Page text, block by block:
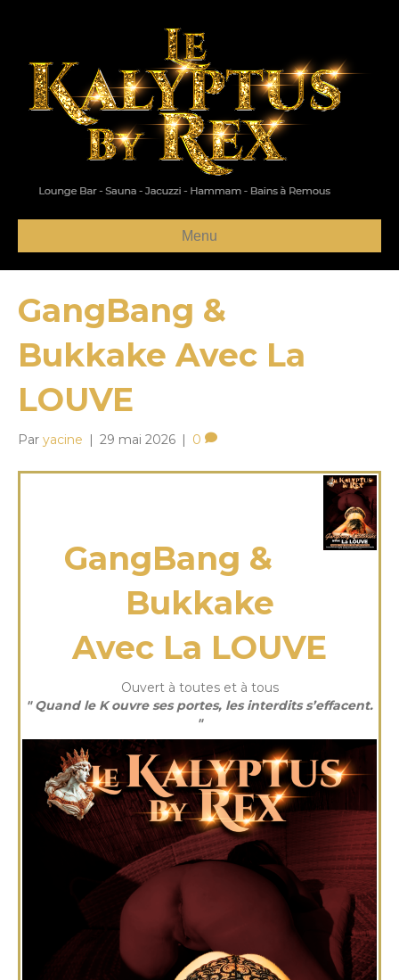
Menu
GangBang &
Bukkake Avec La
LOUVE
Par yacine | 29 mai 2026 | 0
GangBang &
Bukkake
Avec La LOUVE
Ouvert à toutes et à tous
" Quand le K ouvre ses portes, les interdits s’effacent.
"